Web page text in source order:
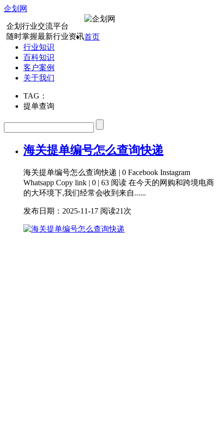
企划网
企划行业交流平台
随时掌握最新行业资讯首页
行业知识
百科知识
客户案例
关于我们
TAG：
提单查询
海关提单编号怎么查询快递
海关提单编号怎么查询快递 | 0 Facebook Instagram
Whatsapp Copy link | 0 | 63 阅读 在今天的网购和跨境电商
的大环境下,我们经常会收到来自......
发布日期：2025-11-17 阅读21次